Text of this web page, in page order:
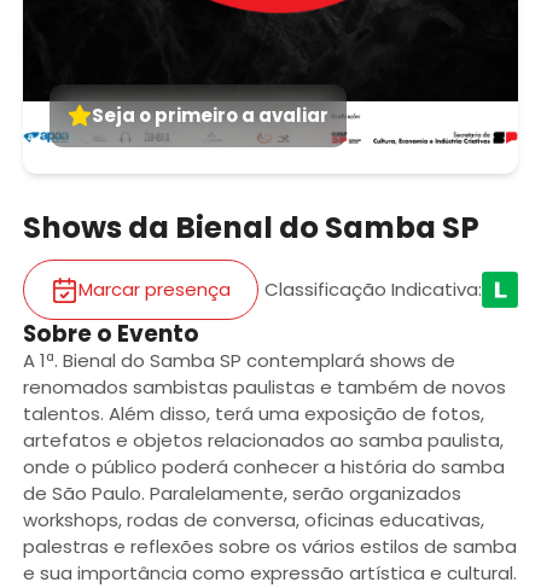
Seja o primeiro a avaliar
Shows da Bienal do Samba SP
Marcar presença Classificação Indicativa:
Sobre o Evento
A 1ª. Bienal do Samba SP contemplará shows de
renomados sambistas paulistas e também de novos
talentos. Além disso, terá uma exposição de fotos,
artefatos e objetos relacionados ao samba paulista,
onde o público poderá conhecer a história do samba
de São Paulo. Paralelamente, serão organizados
workshops, rodas de conversa, oficinas educativas,
palestras e reflexões sobre os vários estilos de samba
e sua importância como expressão artística e cultural.